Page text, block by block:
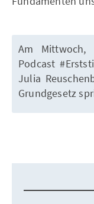
Am Mittwoch,
Podcast
Julia
Grundgesetz